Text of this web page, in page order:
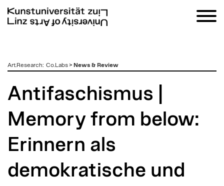
zumArt.Research: Co.Labs> News & Review
Antifaschismus |
Memory from below:
Erinnern als
demokratische und